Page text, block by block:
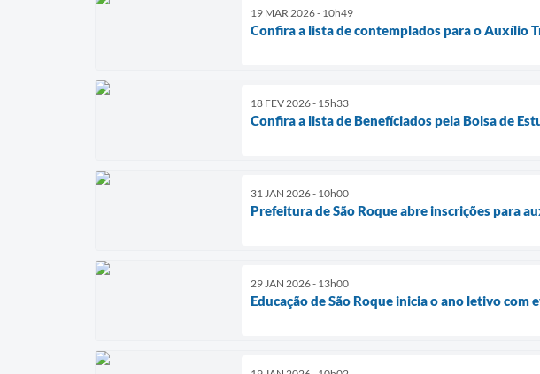
19 MAR 2026 - 10h49
Confira a lista de contemplados para o Auxílio
18 FEV 2026 - 15h33
Confira a lista de Benefíciados pela Bolsa de
31 JAN 2026 - 10h00
Prefeitura de São Roque abre inscrições para
29 JAN 2026 - 13h00
Educação de São Roque inicia o ano letivo